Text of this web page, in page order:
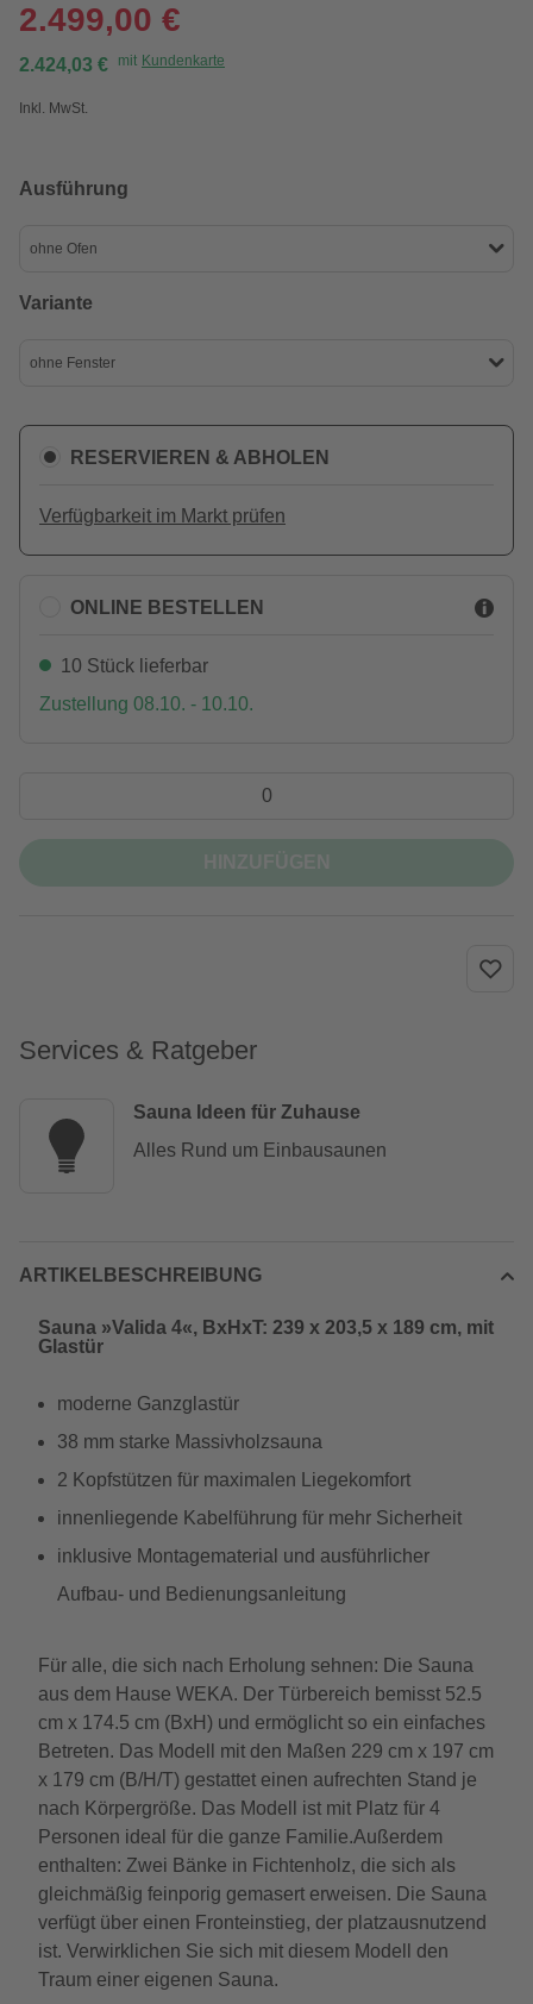
2.499,00 €
2.424,03 € mit Kundenkarte
Inkl. MwSt.
Ausführung
ohne Ofen
Variante
ohne Fenster
RESERVIEREN & ABHOLEN
Verfügbarkeit im Markt prüfen
ONLINE BESTELLEN
10 Stück lieferbar
Zustellung 08.10. - 10.10.
Services & Ratgeber
Sauna Ideen für Zuhause
Alles Rund um Einbausaunen
ARTIKELBESCHREIBUNG
Sauna »Valida 4«, BxHxT: 239 x 203,5 x 189 cm, mit
Glastür
moderne Ganzglastür
38 mm starke Massivholzsauna
2 Kopfstützen für maximalen Liegekomfort
innenliegende Kabelführung für mehr Sicherheit
inklusive Montagematerial und ausführlicher
Aufbau- und Bedienungsanleitung
Für alle, die sich nach Erholung sehnen: Die Sauna
aus dem Hause WEKA. Der Türbereich bemisst 52.5
cm x 174.5 cm (BxH) und ermöglicht so ein einfaches
Betreten. Das Modell mit den Maßen 229 cm x 197 cm
x 179 cm (B/H/T) gestattet einen aufrechten Stand je
nach Körpergröße. Das Modell ist mit Platz für 4
Personen ideal für die ganze Familie.Außerdem
enthalten: Zwei Bänke in Fichtenholz, die sich als
gleichmäßig feinporig gemasert erweisen. Die Sauna
verfügt über einen Fronteinstieg, der platzausnutzend
ist. Verwirklichen Sie sich mit diesem Modell den
Traum einer eigenen Sauna.